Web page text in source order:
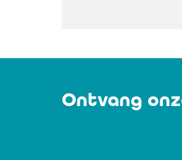
Ontvang